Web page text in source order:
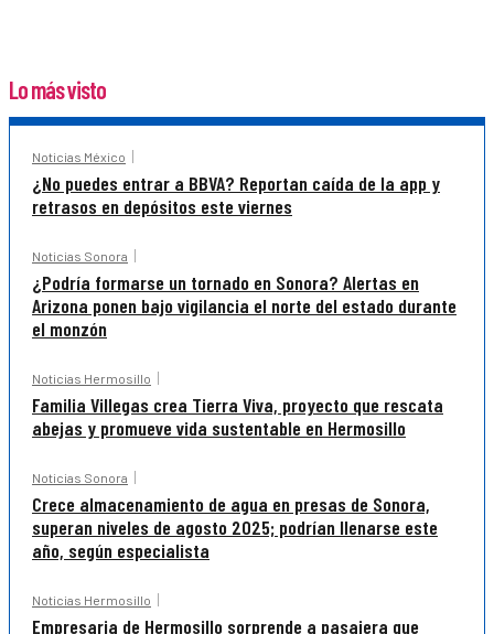
Lo más visto
Noticias México
¿No puedes entrar a BBVA? Reportan caída de la app y
retrasos en depósitos este viernes
Noticias Sonora
¿Podría formarse un tornado en Sonora? Alertas en
Arizona ponen bajo vigilancia el norte del estado durante
el monzón
Noticias Hermosillo
Familia Villegas crea Tierra Viva, proyecto que rescata
abejas y promueve vida sustentable en Hermosillo
Noticias Sonora
Crece almacenamiento de agua en presas de Sonora,
superan niveles de agosto 2025; podrían llenarse este
año, según especialista
Noticias Hermosillo
Empresaria de Hermosillo sorprende a pasajera que